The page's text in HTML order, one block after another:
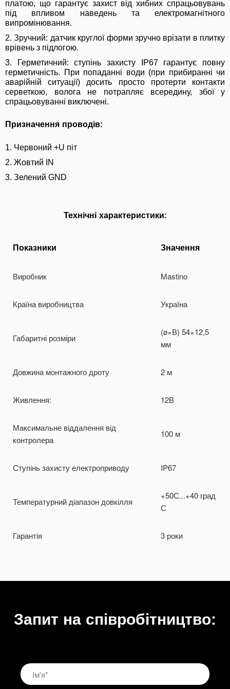
платою, що гарантує захист від хибних спрацьовувань
під впливом наведень та електромагнітного
випромінювання.
2. Зручний: датчик круглої форми зручно врізати в плитку
врівень з підлогою.
3. Герметичний: ступінь захисту IP67 гарантує повну
герметичність. При попаданні води (при прибиранні чи
аварійній ситуації) досить просто протерти контакти
серветкою, волога не потрапляє всередину, збої у
спрацьовуванні виключені.
Призначення проводів:
1. Червоний +U піт
2. Жовтий IN
3. Зелений GND
Технічні характеристики:
Показники Значення
Виробник Mastino
Країна виробництва Україна
Габаритні розміри
(ø×В) 54×12,5
мм
Довжина монтажного дроту 2 м
Живлення: 12В
Максимальне віддалення від
контролера
100 м
Ступінь захисту електроприводу IP67
Температурний діапазон довкілля
+50С...+40 град
С
Гарантія 3 роки
Запит на співробітництво: